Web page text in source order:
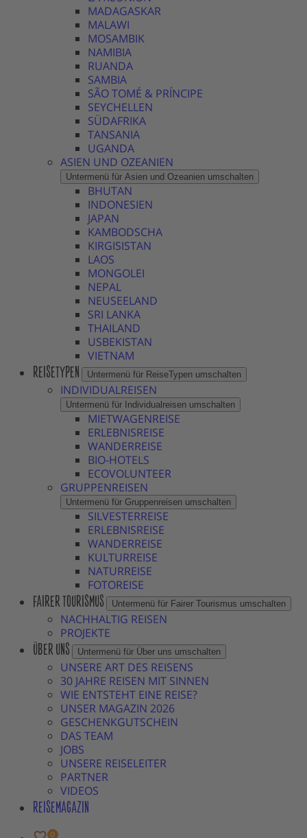
MADAGASKAR
MALAWI
MOSAMBIK
NAMIBIA
RUANDA
SAMBIA
SÃO TOMÉ & PRÍNCIPE
SEYCHELLEN
SÜDAFRIKA
TANSANIA
UGANDA
ASIEN UND OZEANIEN
Untermenü für Asien und Ozeanien umschalten
BHUTAN
INDONESIEN
JAPAN
KAMBODSCHA
KIRGISISTAN
LAOS
MONGOLEI
NEPAL
NEUSEELAND
SRI LANKA
THAILAND
USBEKISTAN
VIETNAM
REISETYPEN Untermenü für ReiseTypen umschalten
INDIVIDUALREISEN
Untermenü für Individualreisen umschalten
MIETWAGENREISE
ERLEBNISREISE
WANDERREISE
BIO-HOTELS
ECOVOLUNTEER
GRUPPENREISEN
Untermenü für Gruppenreisen umschalten
SILVESTERREISE
ERLEBNISREISE
WANDERREISE
KULTURREISE
NATURREISE
FOTOREISE
FAIRER TOURISMUS Untermenü für Fairer Tourismus umschalten
NACHHALTIG REISEN
PROJEKTE
ÜBER UNS Untermenü für Über uns umschalten
UNSERE ART DES REISENS
30 JAHRE REISEN MIT SINNEN
WIE ENTSTEHT EINE REISE?
UNSER MAGAZIN 2026
GESCHENKGUTSCHEIN
DAS TEAM
JOBS
UNSERE REISELEITER
PARTNER
VIDEOS
REISEMAGAZIN